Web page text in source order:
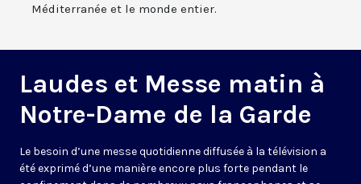
Méditerranée et le monde entier.
Laudes et Messe matin à
Notre-Dame de la Garde
Le besoin d’une messe quotidienne diffusée à la télévision a
été exprimé d’une manière encore plus forte pendant le